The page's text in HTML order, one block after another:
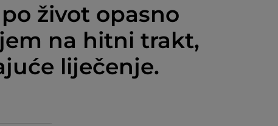
život opasno
na hitni trakt,
liječenje.